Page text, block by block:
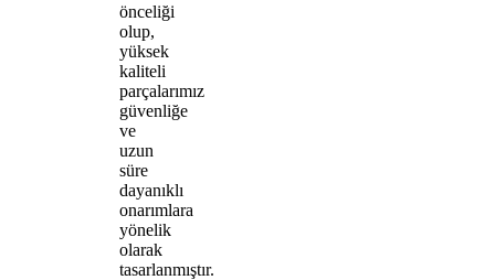
önceliği
olup,
yüksek
kaliteli
parçalarımız
güvenliğe
ve
uzun
süre
dayanıklı
onarımlara
yönelik
olarak
tasarlanmıştır.